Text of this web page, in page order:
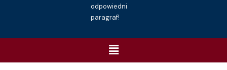
odpowiedni
paragraf!
Menu